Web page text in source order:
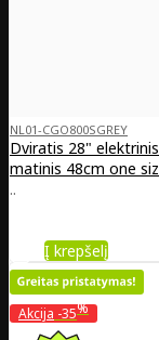
NL01-CGO800SGREY
Dviratis 28"
matinis 48cm one
..
Į krepšelį
Akcija -35%